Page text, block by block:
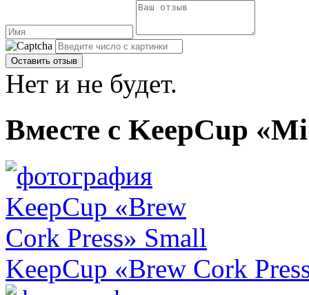
Нет и не будет.
Вместе с KeepCup
KeepCup «Brew Cork